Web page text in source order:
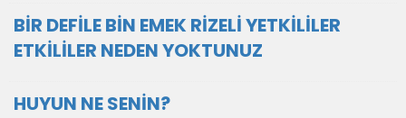
BİR DEFİLE BİN EMEK RİZELİ YETKİLİLER
ETKİLİLER NEDEN YOKTUNUZ
HUYUN NE SENİN?